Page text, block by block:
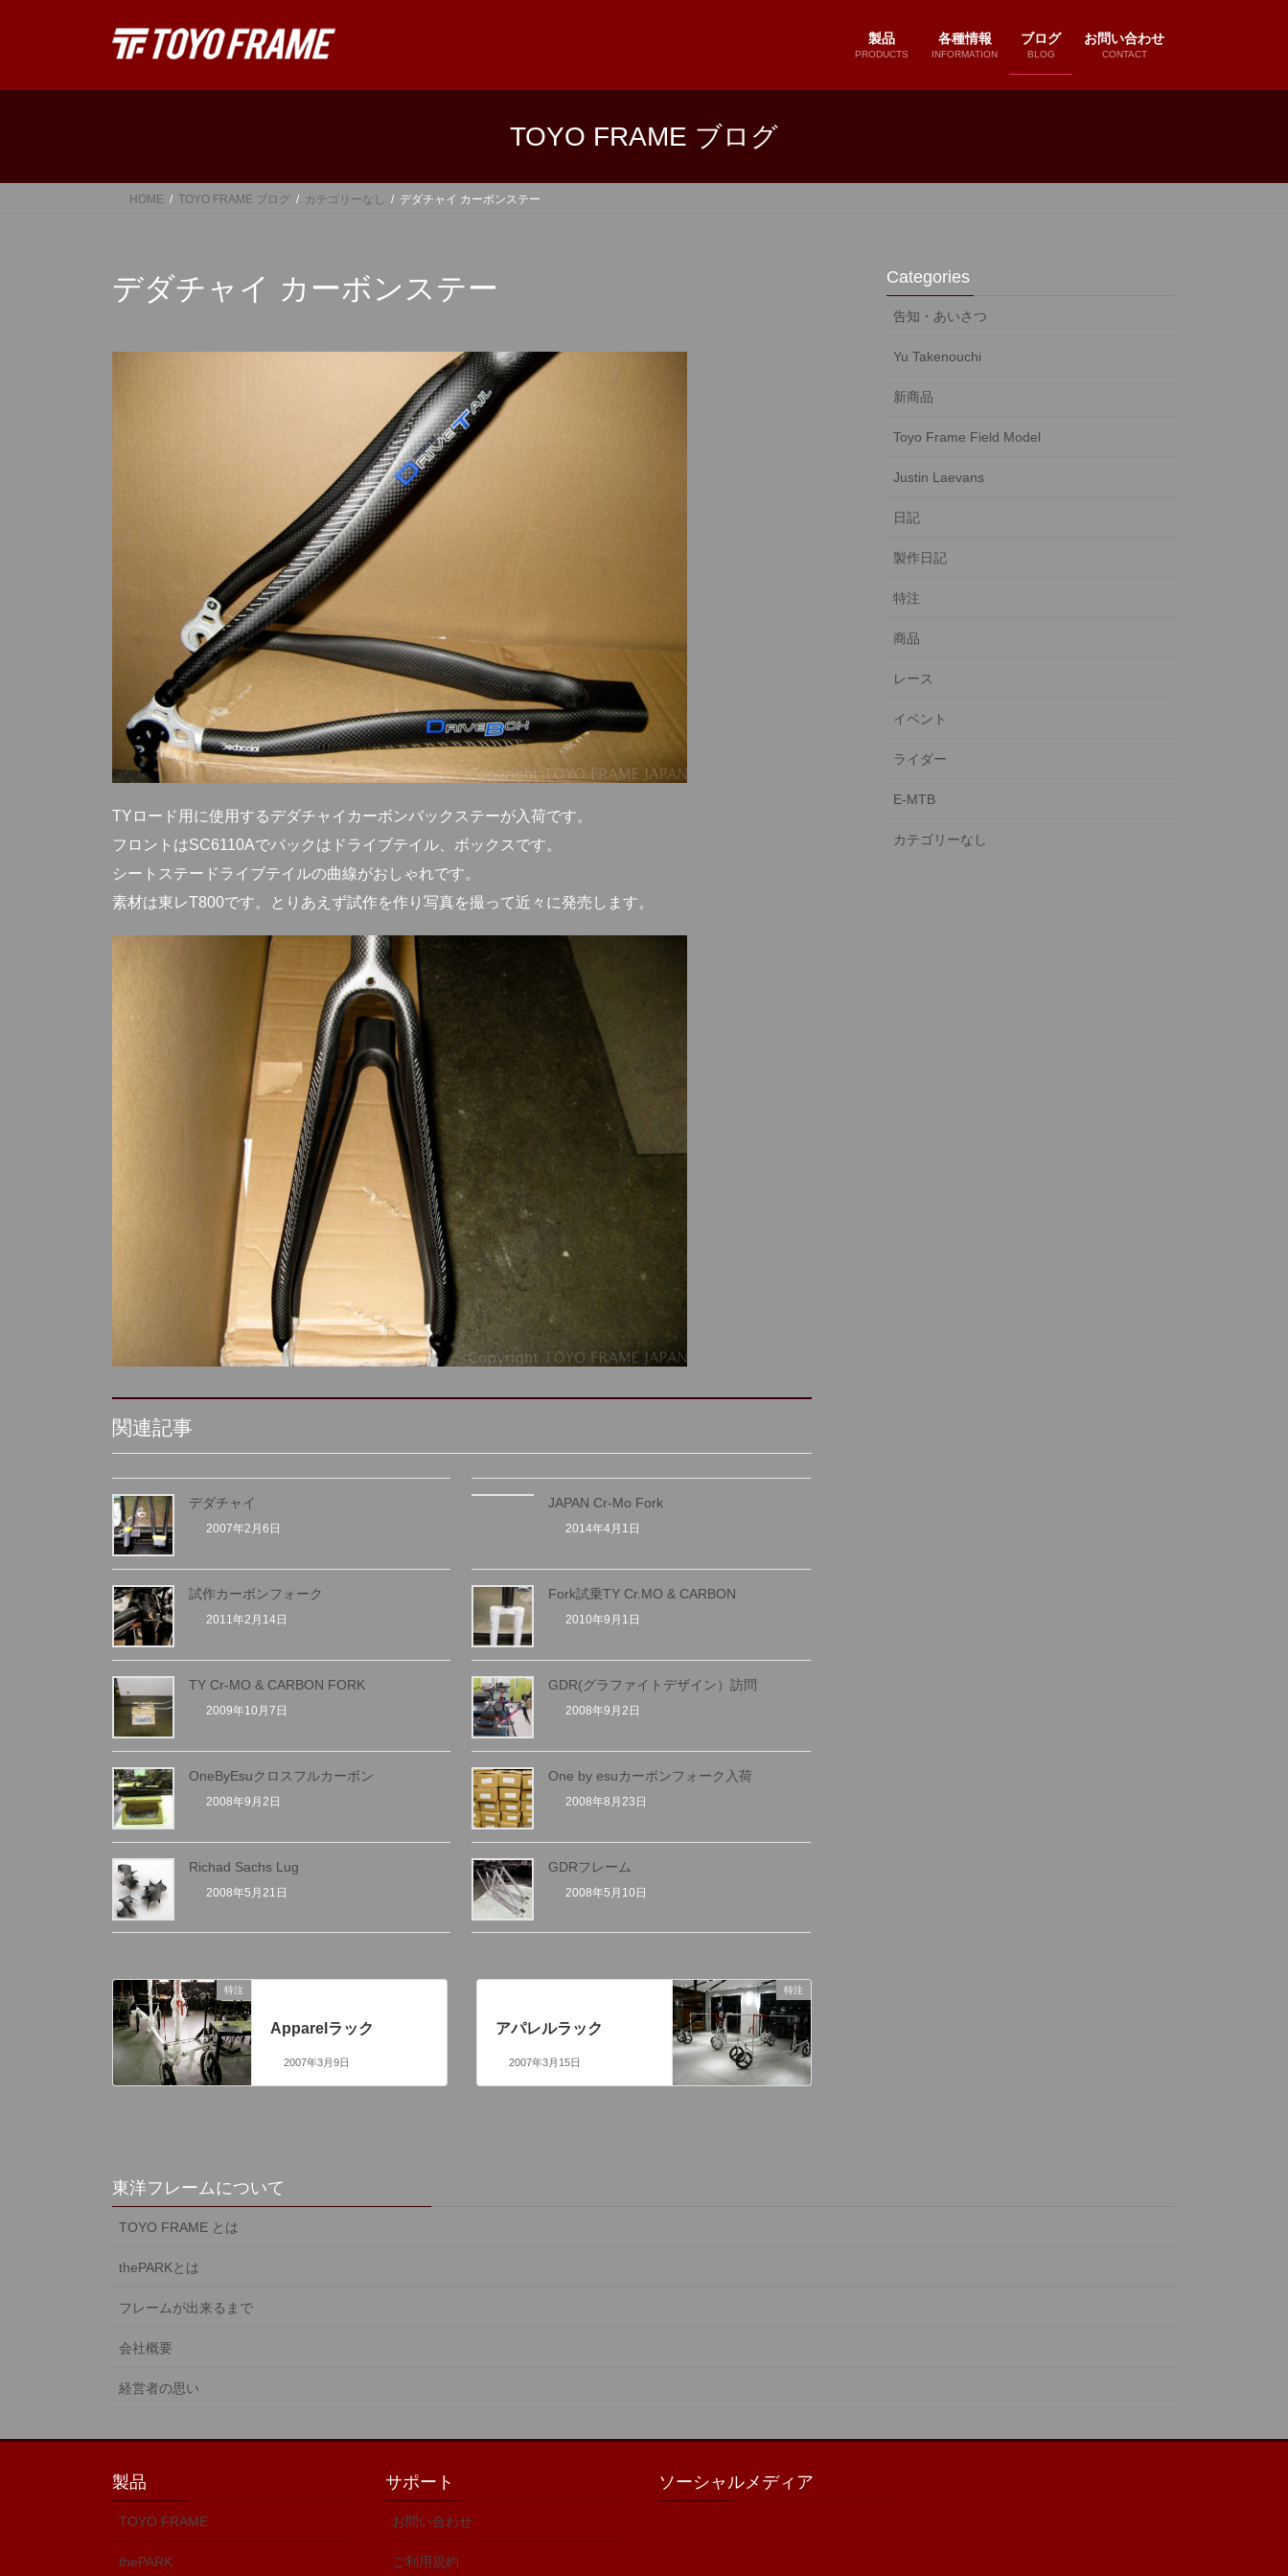
製品
PRODUCTS
各種情報
INFORMATION
ブログ
BLOG
お問い合わせ
CONTACT
TOYO FRAME ブログ
HOME TOYO FRAME ブログ カテゴリーなし デダチャイ カーボンステー
デダチャイ カーボンステー
TYロード用に使用するデダチャイカーボンバックステーが入荷です。
フロントはSC6110Aでバックはドライブテイル、ボックスです。
シートステードライブテイルの曲線がおしゃれです。
素材は東レT800です。とりあえず試作を作り写真を撮って近々に発売します。
関連記事
デダチャイ
2007年2月6日
JAPAN Cr-Mo Fork
2014年4月1日
試作カーボンフォーク
2011年2月14日
Fork試乗TY Cr.MO & CARBON
2010年9月1日
TY Cr-MO & CARBON FORK
2009年10月7日
GDR(グラファイトデザイン）訪問
2008年9月2日
OneByEsuクロスフルカーボン
2008年9月2日
One by esuカーボンフォーク入荷
2008年8月23日
Richad Sachs Lug
2008年5月21日
GDRフレーム
2008年5月10日
特注
Apparelラック
2007年3月9日
特注
アパレルラック
2007年3月15日
Categories
告知・あいさつ
Yu Takenouchi
新商品
Toyo Frame Field Model
Justin Laevans
日記
製作日記
特注
商品
レース
イベント
ライダー
E-MTB
カテゴリーなし
東洋フレームについて
TOYO FRAME とは
thePARKとは
フレームが出来るまで
会社概要
経営者の思い
製品
TOYO FRAME
thePARK
サポート
お問い合わせ
ご利用規約
ソーシャルメディア